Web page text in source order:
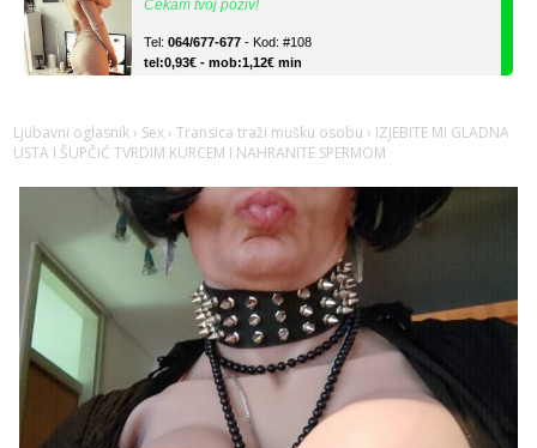
tel:0,93€ - mob:1,12€ min
Tel: 064/677-677 - Kod: #123
Obavijesti me kada se oslobodi
Anđela
Čekam tvoj poziv!
064/677-677- Kod: #142
tel:0,93€ - mob:1,12€ min
Ljubavni oglasnik › Sex › Transica traži mušku osobu › IZJEBITE MI GLADNA
USTA I ŠUPČIĆ TVRDIM KURCEM I NAHRANITE SPERMOM